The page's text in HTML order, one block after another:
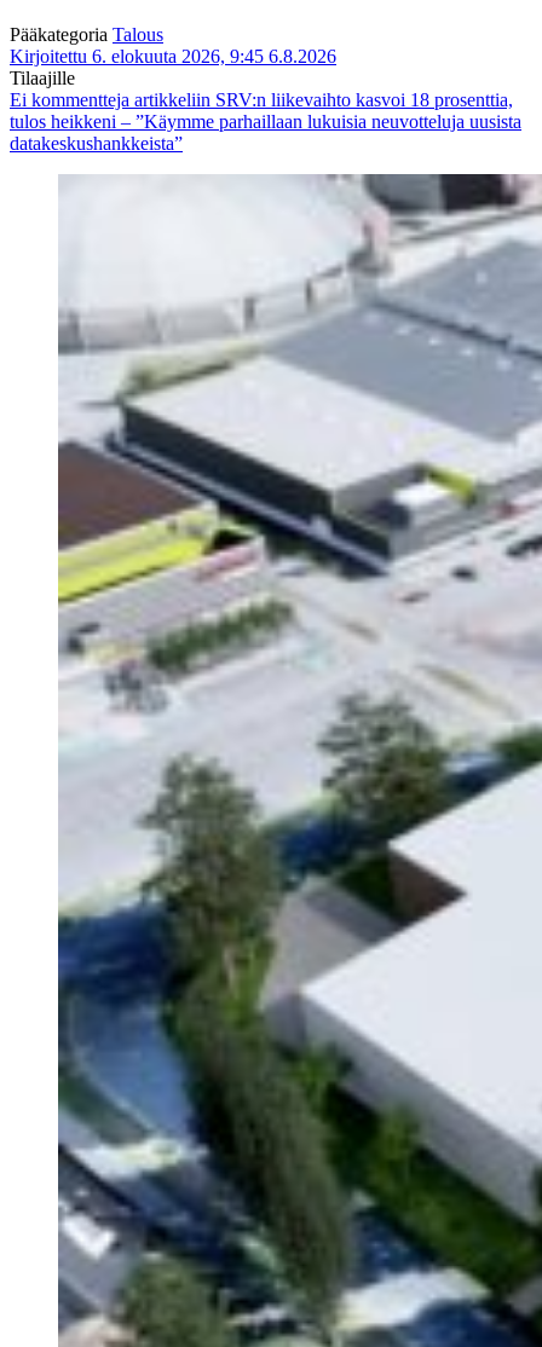
Pääkategoria Talous
Kirjoitettu 6. elokuuta 2026, 9:45 6.8.2026
Tilaajille
Ei kommentteja artikkeliin SRV:n liikevaihto kasvoi 18 prosenttia,
tulos heikkeni – ”Käymme parhaillaan lukuisia neuvotteluja uusista
datakeskushankkeista”